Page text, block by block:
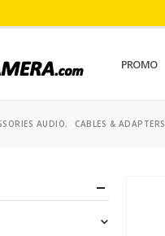
PROMO
AUDIO, CABLES & ADAPTERS